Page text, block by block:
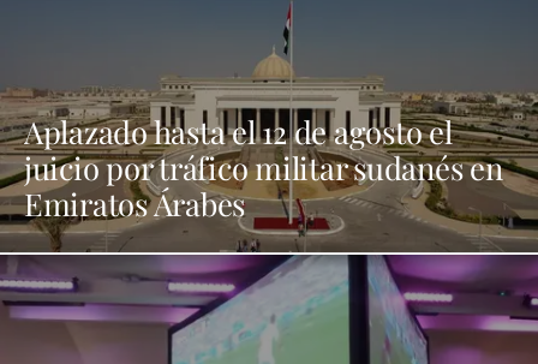
Aplazado hasta el 12 de agosto el
juicio por tráfico militar sudanés en
Emiratos Árabes